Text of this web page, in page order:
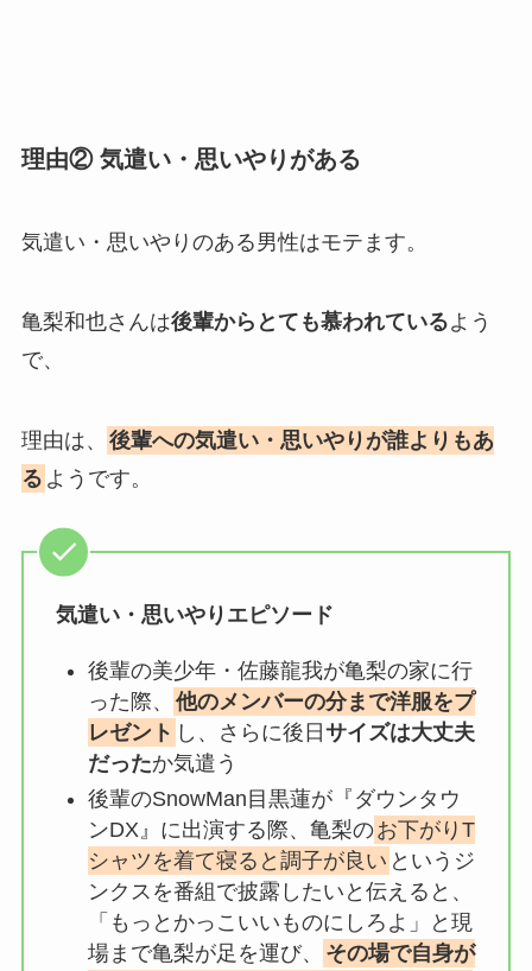
理由② 気遣い・思いやりがある
気遣い・思いやりのある男性はモテます。
亀梨和也さんは後輩からとても慕われているよう
で、
理由は、
後輩への気遣い・思いやりが誰よりもあ
る ようです。
気遣い・思いやりエピソード
後輩の美少年・佐藤龍我が亀梨の家に行
った際、
他のメンバーの分まで洋服をプ
レゼント し、さらに後日サイズは大丈夫
だったか気遣う
後輩のSnowMan目黒蓮が『ダウンタウ
ンDX』に出演する際、亀梨のお下がりT
シャツを着て寝ると調子が良い というジ
ンクスを番組で披露したいと伝えると、
「もっとかっこいいものにしろよ」と現
場まで亀梨が足を運び、
その場で自身が